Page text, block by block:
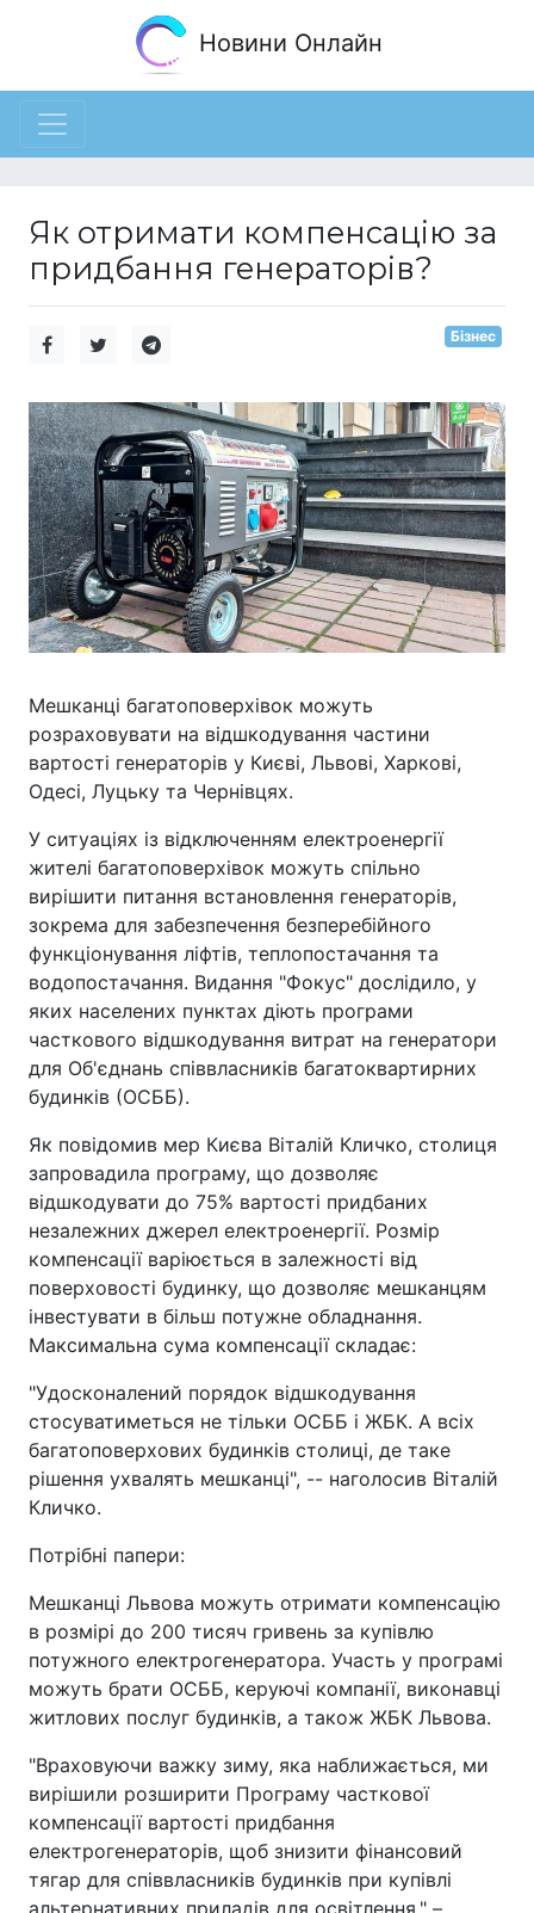
Новини Онлайн
Як отримати компенсацію за
придбання генераторів?
Бізнес
Мешканці багатоповерхівок можуть
розраховувати на відшкодування частини
вартості генераторів у Києві, Львові, Харкові,
Одесі, Луцьку та Чернівцях.
У ситуаціях із відключенням електроенергії
жителі багатоповерхівок можуть спільно
вирішити питання встановлення генераторів,
зокрема для забезпечення безперебійного
функціонування ліфтів, теплопостачання та
водопостачання. Видання "Фокус" дослідило, у
яких населених пунктах діють програми
часткового відшкодування витрат на генератори
для Об'єднань співвласників багатоквартирних
будинків (ОСББ).
Як повідомив мер Києва Віталій Кличко, столиця
запровадила програму, що дозволяє
відшкодувати до 75% вартості придбаних
незалежних джерел електроенергії. Розмір
компенсації варіюється в залежності від
поверховості будинку, що дозволяє мешканцям
інвестувати в більш потужне обладнання.
Максимальна сума компенсації складає:
"Удосконалений порядок відшкодування
стосуватиметься не тільки ОСББ і ЖБК. А всіх
багатоповерхових будинків столиці, де таке
рішення ухвалять мешканці", -- наголосив Віталій
Кличко.
Потрібні папери:
Мешканці Львова можуть отримати компенсацію
в розмірі до 200 тисяч гривень за купівлю
потужного електрогенератора. Участь у програмі
можуть брати ОСББ, керуючі компанії, виконавці
житлових послуг будинків, а також ЖБК Львова.
"Враховуючи важку зиму, яка наближається, ми
вирішили розширити Програму часткової
компенсації вартості придбання
електрогенераторів, щоб знизити фінансовий
тягар для співвласників будинків при купівлі
альтернативних приладів для освітлення," –